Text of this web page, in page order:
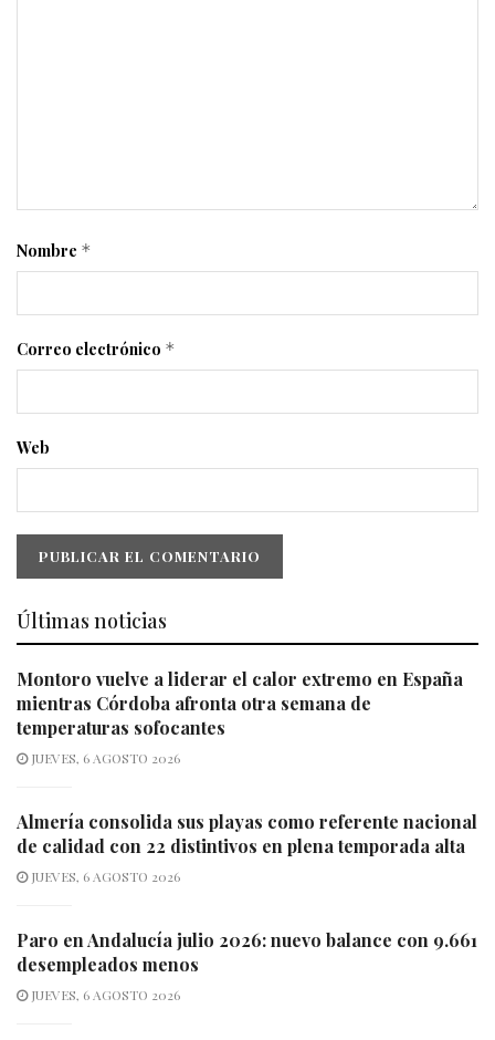
Nombre *
Correo electrónico *
Web
Últimas noticias
Montoro vuelve a liderar el calor extremo en España
mientras Córdoba afronta otra semana de
temperaturas sofocantes
JUEVES, 6 AGOSTO 2026
Almería consolida sus playas como referente nacional
de calidad con 22 distintivos en plena temporada alta
JUEVES, 6 AGOSTO 2026
Paro en Andalucía julio 2026: nuevo balance con 9.661
desempleados menos
JUEVES, 6 AGOSTO 2026